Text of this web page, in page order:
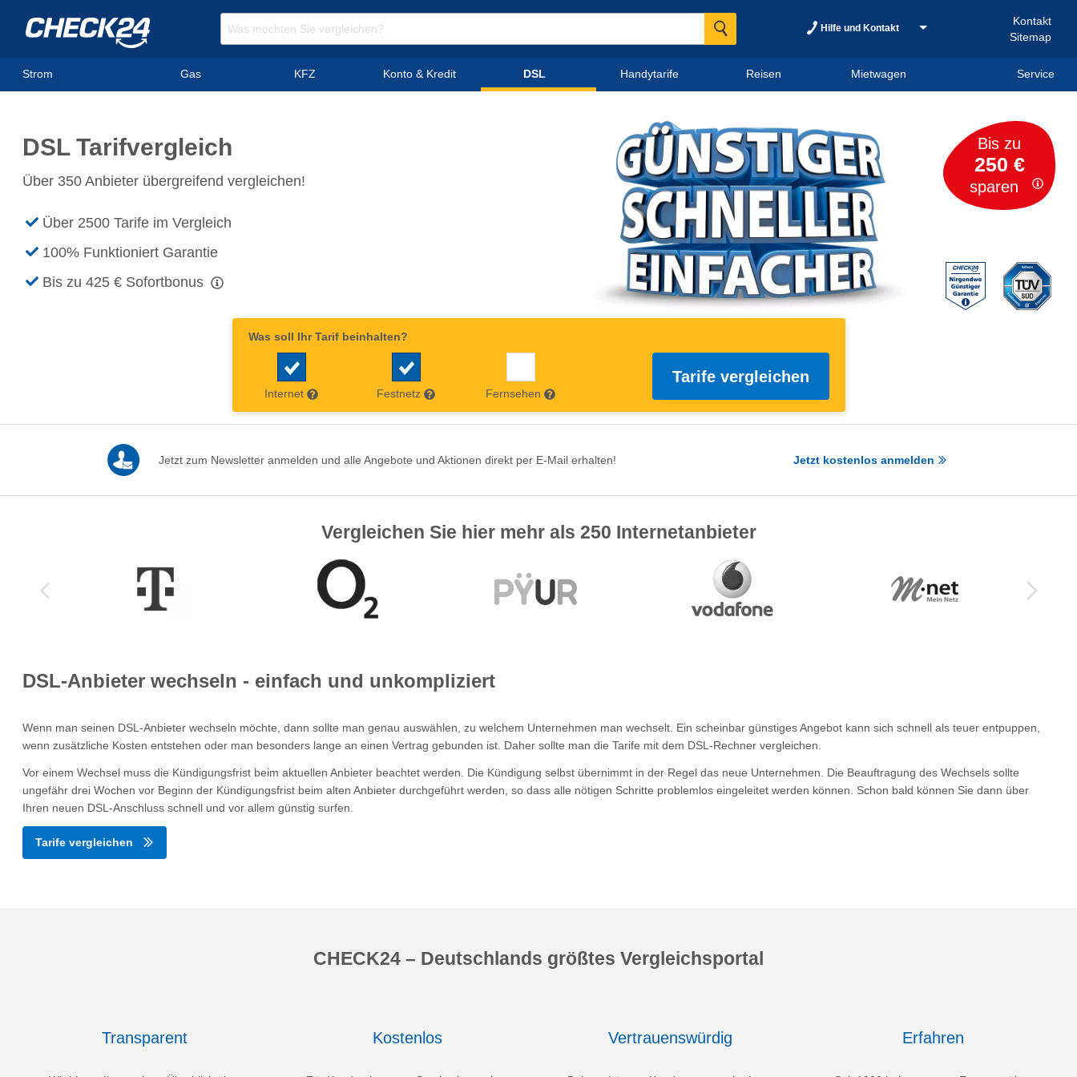
Hilfe und Kontakt
Kontakt
Sitemap
Strom Gas KFZ Konto & Kredit DSL Handytarife Reisen Mietwagen Service
Bis zu
250 €
sparen
DSL Tarifvergleich
Über 350 Anbieter übergreifend vergleichen!
Über 2500 Tarife im Vergleich
100% Funktioniert Garantie
Bis zu 425 € Sofortbonus
Was soll Ihr Tarif beinhalten?
Internet Festnetz Fernsehen
Tarife vergleichen
Jetzt zum Newsletter anmelden und alle Angebote und Aktionen direkt per E-Mail erhalten! Jetzt kostenlos anmelden
Vergleichen Sie hier mehr als 250 Internetanbieter
DSL-Anbieter wechseln - einfach und unkompliziert
Wenn man seinen DSL-Anbieter wechseln möchte, dann sollte man genau auswählen, zu welchem Unternehmen man wechselt. Ein scheinbar günstiges Angebot kann sich schnell als teuer entpuppen,
wenn zusätzliche Kosten entstehen oder man besonders lange an einen Vertrag gebunden ist. Daher sollte man die Tarife mit dem DSL-Rechner vergleichen.
Vor einem Wechsel muss die Kündigungsfrist beim aktuellen Anbieter beachtet werden. Die Kündigung selbst übernimmt in der Regel das neue Unternehmen. Die Beauftragung des Wechsels sollte
ungefähr drei Wochen vor Beginn der Kündigungsfrist beim alten Anbieter durchgeführt werden, so dass alle nötigen Schritte problemlos eingeleitet werden können. Schon bald können Sie dann über
Ihren neuen DSL-Anschluss schnell und vor allem günstig surfen.
Tarife vergleichen
CHECK24 – Deutschlands größtes Vergleichsportal
Transparent Kostenlos Vertrauenswürdig Erfahren